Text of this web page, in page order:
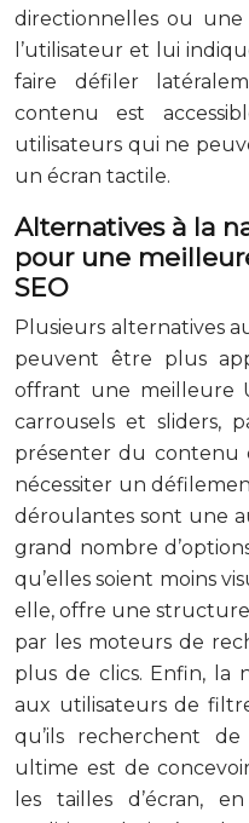
directionnelles ou
l’utilisateur et lui
faire défiler
contenu est
utilisateurs qui ne
un écran tactile.
Alternatives à la
pour une
SEO
Plusieurs alternatives
peuvent être plus
offrant une meilleure
carrousels et sliders,
présenter du contenu
nécessiter un
déroulantes sont une
grand nombre
qu’elles soient moins
elle, offre une structure
par les moteurs de
plus de clics. Enfin, la
aux utilisateurs de
qu’ils recherchent de
ultime est de
les tailles d’écran,